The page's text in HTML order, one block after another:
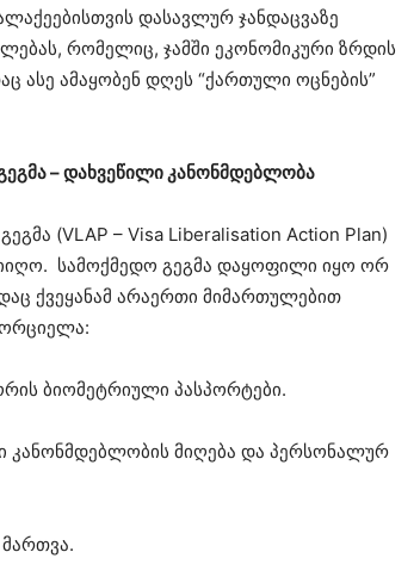
დასავლურ ჯანდაცვაზე
რომელიც, ჯამში ეკონომიკური ზრდის
ამაყობენ დღეს “ქართული ოცნების”
– დახვეწილი კანონმდებლობა
(VLAP – Visa Liberalisation Action Plan)
სამოქმედო გეგმა დაყოფილი იყო ორ
ქვეყანამ არაერთი მიმართულებით
ბიომეტრიული პასპორტები.
კანონმდებლობის მიღება და პერსონალურ